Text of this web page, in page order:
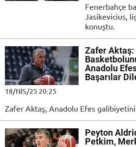
Fenerbahçe
Jasikevicius,
konuştu.
Zafer Aktaş:
Anadolu
Başarılar
18/NIS/25 20:25
Zafer Aktaş, Anadolu Efes
Peyton
Petkim,